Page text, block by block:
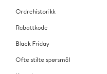
Ordrehistorikk
Rabattkode
Black Friday
Ofte stilte spørsmål